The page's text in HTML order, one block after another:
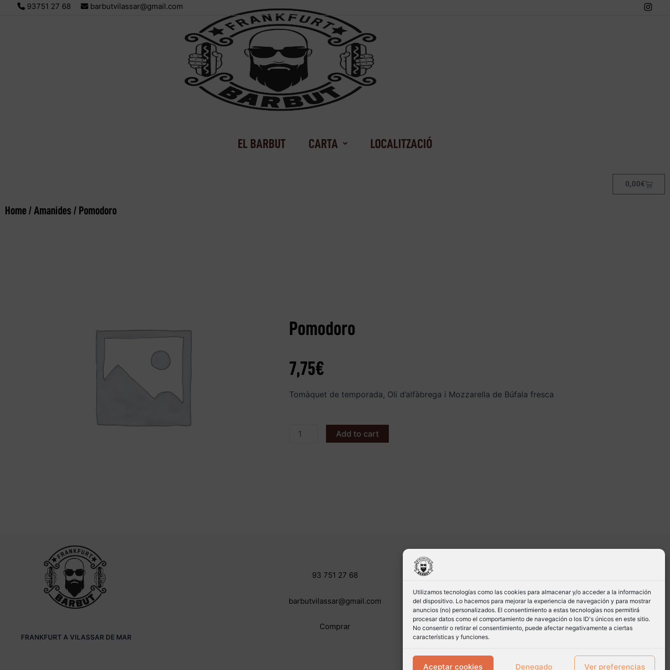
Utilizamos tecnologías como las cookies para almacenar y/o acceder a la información
del dispositivo. Lo hacemos para mejorar la experiencia de navegación y para mostrar
anuncios (no) personalizados. El consentimiento a estas tecnologías nos permitirá
procesar datos como el comportamiento de navegación o los ID's únicos en este sitio.
No consentir o retirar el consentimiento, puede afectar negativamente a ciertas
características y funciones.
Aceptar cookies Denegado Ver preferencias
93751 27 68 barbutvilassar@gmail.com
EL BARBUT CARTA LOCALITZACIÓ
0,00€
Home / Amanides / Pomodoro
Pomodoro
7,75€
Tomàquet de temporada, Oli d’alfàbrega i Mozzarella de Búfala fresca
Add to cart
FRANKFURT A VILASSAR DE MAR
93 751 27 68
barbutvilassar@gmail.com
Comprar